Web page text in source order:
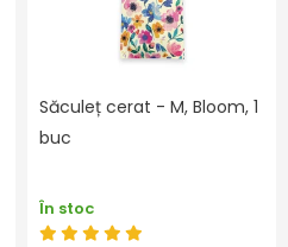
Săculeț cerat - M, Bloom, 1
buc
În stoc